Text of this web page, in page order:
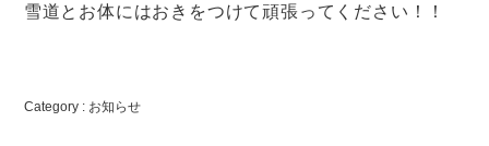
雪道とお体にはおきをつけて頑張ってください！！
Category : お知らせ